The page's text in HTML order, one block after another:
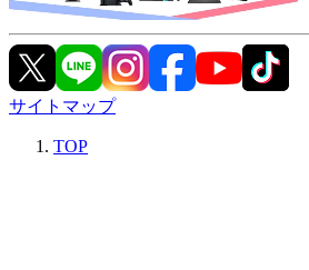
サイトマップ
TOP